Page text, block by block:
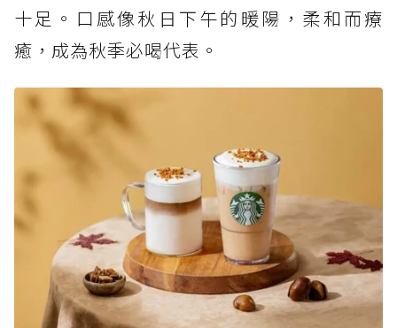
十足。口感像秋日下午的暖陽，柔和而療
癒，成為秋季必喝代表。